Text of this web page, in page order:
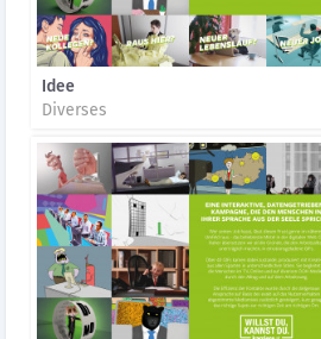
Idee
Diverses